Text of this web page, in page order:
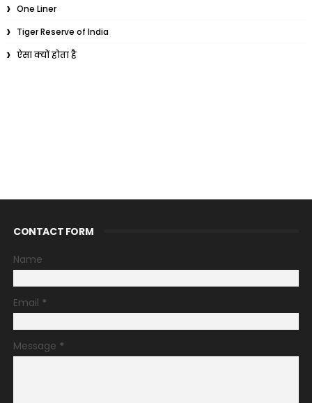
One Liner
Tiger Reserve of India
ऐसा क्यों होता है
CONTACT FORM
Name
Email *
Message *